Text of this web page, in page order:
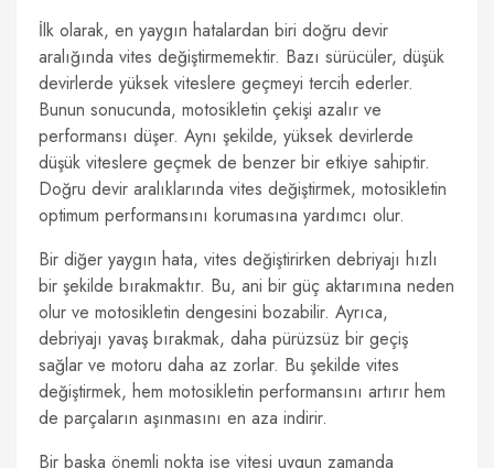
İlk olarak, en yaygın hatalardan biri doğru devir
aralığında vites değiştirmemektir. Bazı sürücüler, düşük
devirlerde yüksek viteslere geçmeyi tercih ederler.
Bunun sonucunda, motosikletin çekişi azalır ve
performansı düşer. Aynı şekilde, yüksek devirlerde
düşük viteslere geçmek de benzer bir etkiye sahiptir.
Doğru devir aralıklarında vites değiştirmek, motosikletin
optimum performansını korumasına yardımcı olur.
Bir diğer yaygın hata, vites değiştirirken debriyajı hızlı
bir şekilde bırakmaktır. Bu, ani bir güç aktarımına neden
olur ve motosikletin dengesini bozabilir. Ayrıca,
debriyajı yavaş bırakmak, daha pürüzsüz bir geçiş
sağlar ve motoru daha az zorlar. Bu şekilde vites
değiştirmek, hem motosikletin performansını artırır hem
de parçaların aşınmasını en aza indirir.
Bir başka önemli nokta ise vitesi uygun zamanda